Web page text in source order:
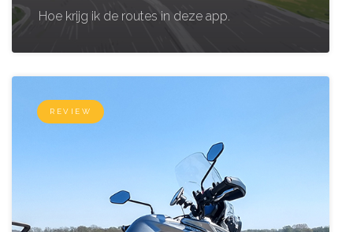
Hoe krijg ik de routes in deze app.
REVIEW